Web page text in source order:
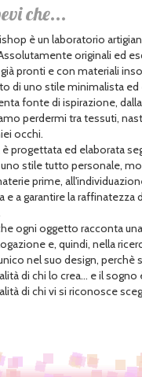
che...
è un laboratorio
originali ed
pronti e con materiali
di uno stile minimalista
fonte di ispirazione,
perdermi tra tessuti,
occhi.
è progettata ed elaborata
stile tutto personale,
prime,
e a garantire la
ogni oggetto racconta
e, quindi, nella
nel suo design,
di chi lo crea... e il
di chi vi si riconosce